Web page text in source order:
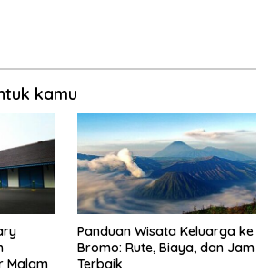
kamu
Malam
Panduan Wisata Keluarga ke
Bromo: Rute, Biaya, dan Jam
Terbaik